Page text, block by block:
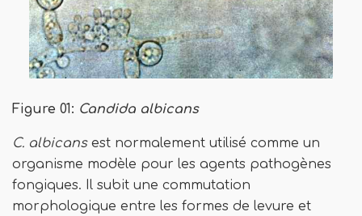
Figure 01: Candida albicans
C. albicansest normalement utilisé comme un
organisme modèle pour les agents pathogènes
fongiques. Il subit une commutation
morphologique entre les formes de levure et